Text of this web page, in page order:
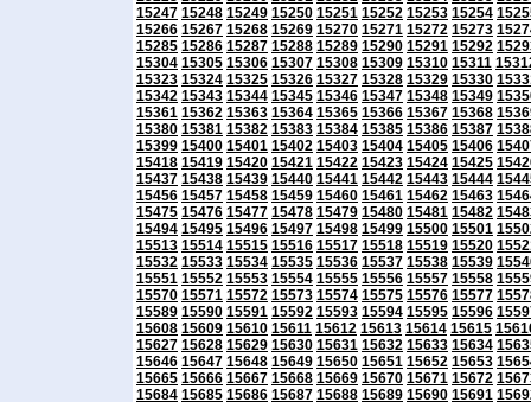
15247 15248 15249 15250 15251 15252 15253 15254
15266 15267 15268 15269 15270 15271 15272 15273
15285 15286 15287 15288 15289 15290 15291 15292
15304 15305 15306 15307 15308 15309 15310 15311
15323 15324 15325 15326 15327 15328 15329 15330
15342 15343 15344 15345 15346 15347 15348 15349
15361 15362 15363 15364 15365 15366 15367 15368
15380 15381 15382 15383 15384 15385 15386 15387
15399 15400 15401 15402 15403 15404 15405 15406
15418 15419 15420 15421 15422 15423 15424 15425
15437 15438 15439 15440 15441 15442 15443 15444
15456 15457 15458 15459 15460 15461 15462 15463
15475 15476 15477 15478 15479 15480 15481 15482
15494 15495 15496 15497 15498 15499 15500 15501
15513 15514 15515 15516 15517 15518 15519 15520
15532 15533 15534 15535 15536 15537 15538 15539
15551 15552 15553 15554 15555 15556 15557 15558
15570 15571 15572 15573 15574 15575 15576 15577
15589 15590 15591 15592 15593 15594 15595 15596
15608 15609 15610 15611 15612 15613 15614 15615
15627 15628 15629 15630 15631 15632 15633 15634
15646 15647 15648 15649 15650 15651 15652 15653
15665 15666 15667 15668 15669 15670 15671 15672
15684 15685 15686 15687 15688 15689 15690 15691